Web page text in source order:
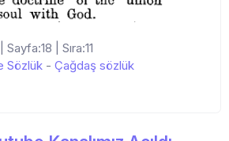
| Sıra:11
Sözlük - Çağdaş sözlük